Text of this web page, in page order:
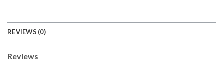
REVIEWS (0)
Reviews